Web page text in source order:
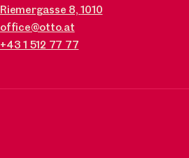
Riemergasse 8,1010
office@otto.at
+43 1 512 77 77